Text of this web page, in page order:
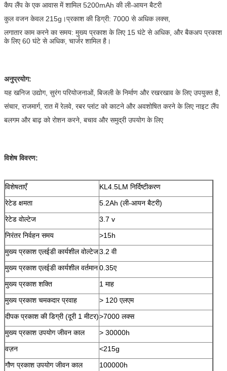
कैप लैंप के एक आवास में शामिल 5200mAh की ली-आयन बैटरी
कुल वजन केवल 215g।प्रकाश की डिग्री: 7000 से अधिक लक्स,
लगातार काम करने का समय: मुख्य प्रकाश के लिए 15 घंटे से अधिक, और बैकअप प्रकाश
के लिए 60 घंटे से अधिक, चार्जर शामिल है।
अनुप्रयोग:
यह खनिज उद्योग, सुरंग परियोजनाओं, बिजली के निर्माण और रखरखाव के लिए उपयुक्त है,
संचार, राजमार्ग, रात में रेलवे, रबर प्लांट को काटने और अवशोषित करने के लिए नाइट लैंप
बलगम और बाढ़ को रोशन करने, बचाव और समुद्री उपयोग के लिए
विशेष विवरण:
विशेषताएँ
KL4.5LM निर्दिष्टीकरण
रेटेड क्षमता
5.2Ah (ली-आयन बैटरी)
रेटेड वोल्टेज
3.7 v
निरंतर निर्वहन समय
>15h
मुख्य प्रकाश एलईडी कार्यशील वोल्टेज3.2 वी
मुख्य प्रकाश एलईडी कार्यशील वर्तमान0.35ए
मुख्य प्रकाश शक्ति
1 माह
मुख्य प्रकाश चमकदार प्रवाह
> 120 एलएम
दीपक प्रकाश की डिग्री (दूरी 1 मीटर)>7000 लक्स
मुख्य प्रकाश उपयोग जीवन काल
> 30000h
वज़न
<215g
गौण प्रकाश उपयोग जीवन काल
100000h